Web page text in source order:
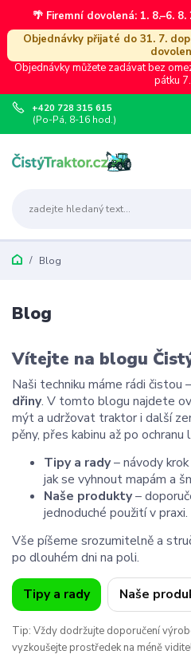
🌴 Firemní dovolená: 1. 8.–6. 8.
Objednávky přijaté do 31. 7.
Objednávky můžete zadávat bez
pátku
+420 728 315 615
(Po-Pá, 8-16 hod.)
Blog
Blog
Vítejte na blogu
Naši techniku máme rádi čistou
dřiny. V tomto blogu najdete
mýt a udržovat traktor i další
pěny, přes kabinu až po ochranu
Tipy a rady– návody krok
jak se vyhnout mapám a
Naše produkty–
jednoduché použití v praxi.
Vše píšeme srozumitelně a
po dlouhém dni na poli.
Tipy a rady Naše
Tip: Vždy dodržujte doporučení
vyzkoušejte prostředek na méně